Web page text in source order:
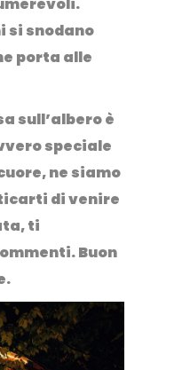
si snodano
porta alle
sull’alberoè
speciale
ne siamo
di venire
ti
Buon